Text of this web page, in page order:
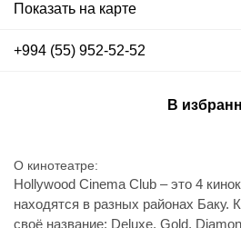
Показать на карте
+994 (55) 952-52-52
В
О кинотеатре
Hollywood Cinema Club – это 4
находятся в разных районах Баку.
своё название: Deluxe, Gold,